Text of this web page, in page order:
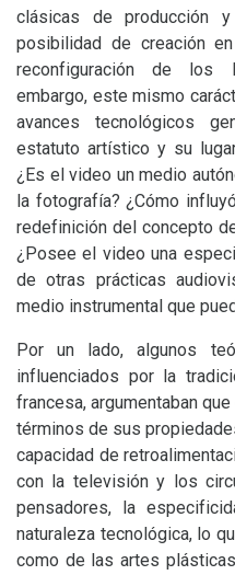
clásicas de producción y
posibilidad de creación
reconfiguración de los
embargo, este mismo
avances tecnológicos
estatuto artístico y su
¿Es el video un medio
la fotografía? ¿Cómo
redefinición del concepto
¿Posee el video una
de otras prácticas
medio instrumental que
Por un lado, algunos
influenciados por la
francesa, argumentaban
términos de sus
capacidad de
con la televisión y los
pensadores, la
naturaleza tecnológica, lo
como de las artes